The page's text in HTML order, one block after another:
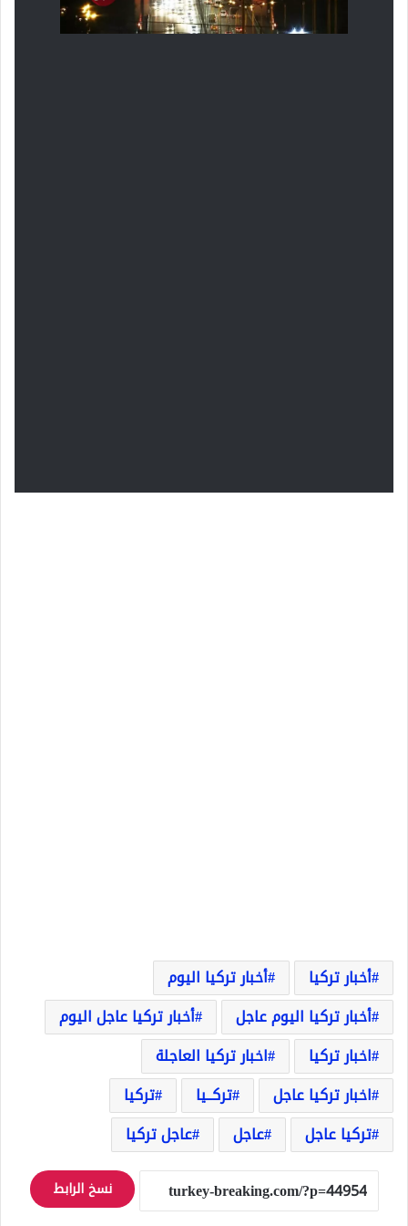
أخبار تركيا
أخبار تركيا اليوم
أخبار تركيا اليوم عاجل
أخبار تركيا عاجل اليوم
اخبار تركيا
اخبار تركيا العاجلة
اخبار تركيا عاجل
تركــيا
تركيا
تركيا عاجل
عاجل عاجل تركيا
نسخ الرابط